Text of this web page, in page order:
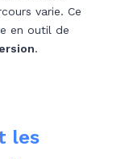
varie. Ce
en outil de
.
les